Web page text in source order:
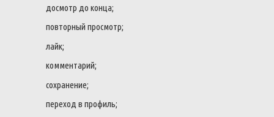
досмотр до конца;
повторный просмотр;
лайк;
комментарий;
сохранение;
переход в профиль;